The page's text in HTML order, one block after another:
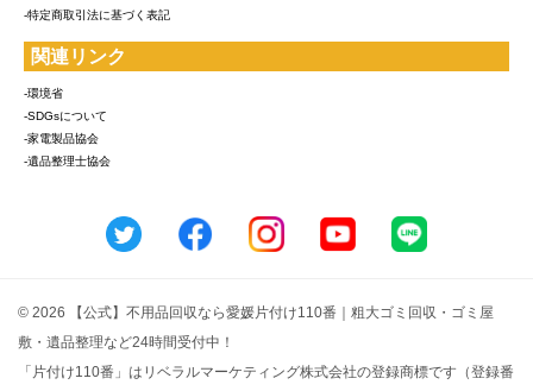
-特定商取引法に基づく表記
関連リンク
-環境省
-SDGsについて
-家電製品協会
-遺品整理士協会
© 2026 【公式】不用品回収なら愛媛片付け110番｜粗大ゴミ回収・ゴミ屋
敷・遺品整理など24時間受付中！
「片付け110番」はリベラルマーケティング株式会社の登録商標です（登録番